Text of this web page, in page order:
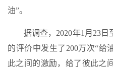
油”。
据调查，2020年1月23日
的评价中发生了200万次“给
此之间的激励，给了彼此之